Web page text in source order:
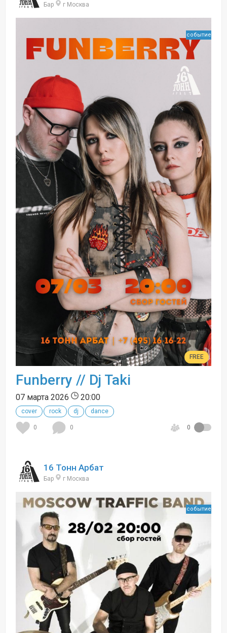
Бар г Москва
FREE
событие
Funberry // Dj Taki
07 марта 2026 20:00
cover rock dj dance
0 0 0
16 Тонн Арбат
Бар г Москва
событие